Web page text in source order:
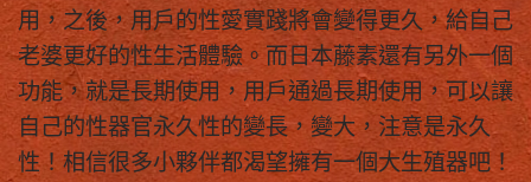
用，之後，用戶的性愛實踐將會變得更久，給自己
老婆更好的性生活體驗。而日本藤素還有另外一個
功能，就是長期使用，用戶通過長期使用，可以讓
自己的性器官永久性的變長，變大，注意是永久
性！相信很多小夥伴都渴望擁有一個大生殖器吧！